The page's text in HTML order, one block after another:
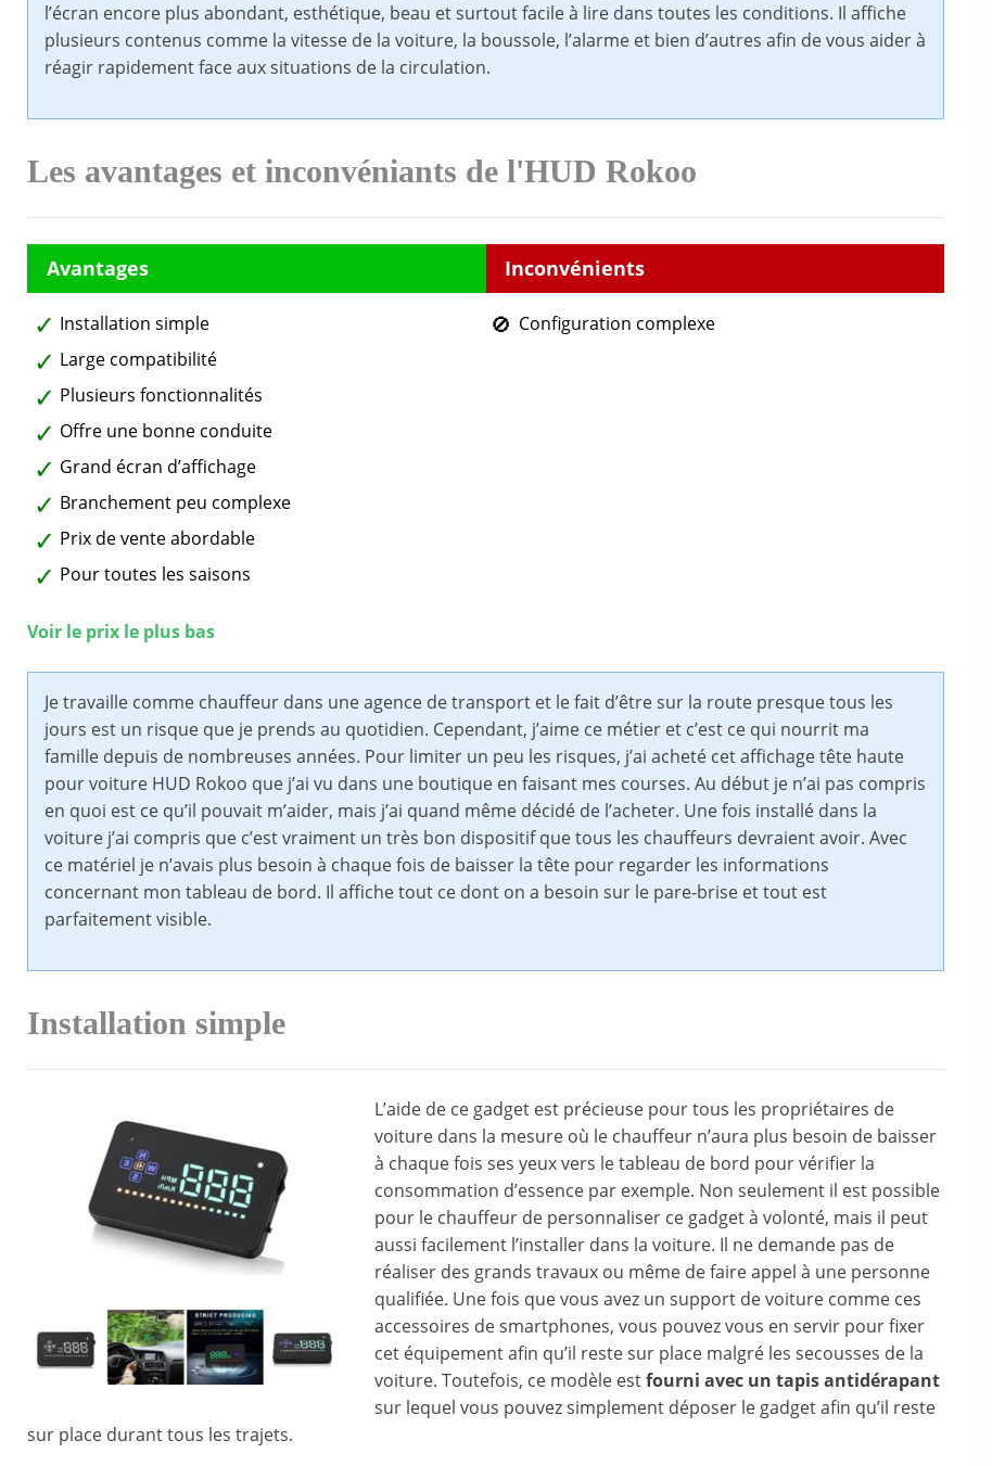
l’écran encore plus abondant, esthétique, beau et surtout facile à lire dans toutes les conditions. Il affiche
plusieurs contenus comme la vitesse de la voiture, la boussole, l’alarme et bien d’autres afin de vous aider à
réagir rapidement face aux situations de la circulation.
Les avantages et inconvéniants de l'HUD Rokoo
Installation simple
Large compatibilité
Plusieurs fonctionnalités
Offre une bonne conduite
Grand écran d’affichage
Branchement peu complexe
Prix de vente abordable
Pour toutes les saisons
Configuration complexe
Voir le prix le plus bas
Je travaille comme chauffeur dans une agence de transport et le fait d’être sur la route presque tous les
jours est un risque que je prends au quotidien. Cependant, j’aime ce métier et c’est ce qui nourrit ma
famille depuis de nombreuses années. Pour limiter un peu les risques, j’ai acheté cet affichage tête haute
pour voiture HUD Rokoo que j’ai vu dans une boutique en faisant mes courses. Au début je n’ai pas compris
en quoi est ce qu’il pouvait m’aider, mais j’ai quand même décidé de l’acheter. Une fois installé dans la
voiture j’ai compris que c’est vraiment un très bon dispositif que tous les chauffeurs devraient avoir. Avec
ce matériel je n’avais plus besoin à chaque fois de baisser la tête pour regarder les informations
concernant mon tableau de bord. Il affiche tout ce dont on a besoin sur le pare-brise et tout est
parfaitement visible.
Installation simple
L’aide de ce gadget est précieuse pour tous les propriétaires de
voiture dans la mesure où le chauffeur n’aura plus besoin de baisser
à chaque fois ses yeux vers le tableau de bord pour vérifier la
consommation d’essence par exemple. Non seulement il est possible
pour le chauffeur de personnaliser ce gadget à volonté, mais il peut
aussi facilement l’installer dans la voiture. Il ne demande pas de
réaliser des grands travaux ou même de faire appel à une personne
qualifiée. Une fois que vous avez un support de voiture comme ces
accessoires de smartphones, vous pouvez vous en servir pour fixer
cet équipement afin qu’il reste sur place malgré les secousses de la
voiture. Toutefois, ce modèle estfourni avec un tapis antidérapant
sur lequel vous pouvez simplement déposer le gadget afin qu’il reste
sur place durant tous les trajets.